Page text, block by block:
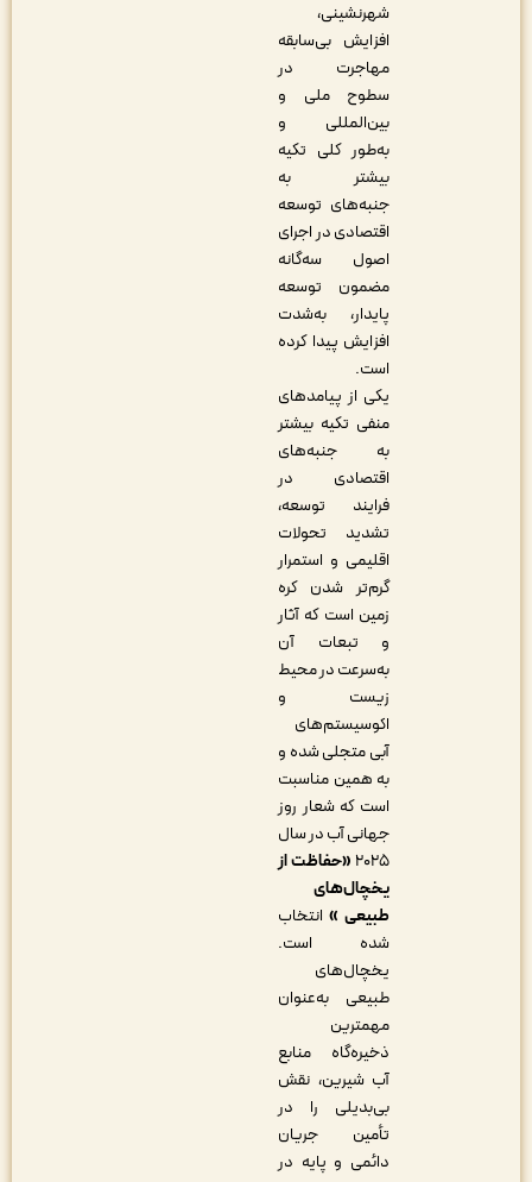
شهرنشینی،
افزایش بی‌سابقه
مهاجرت در
سطوح ملی و
بین‌المللی و
به‌طور کلی تکیه
بیشتر به
جنبه‌های توسعه
اقتصادی در اجرای
اصول سه‌گانه
مضمون توسعه
پایدار، به‌شدت
افزایش پیدا کرده
یکی از پیامدهای
منفی تکیه بیشتر
به جنبه‌های
اقتصادی در
فرایند توسعه،
تشدید تحولات
اقلیمی و استمرار
گرم‌تر شدن کره
زمین است که آثار
و تبعات آن
به‌سرعت در محیط
زیست و
اکوسیستم‌های
آبی متجلی شده و
به همین مناسبت
است که شعار روز
جهانی آب در سال
«حفاظت از
های
طبیعی »انتخاب
شده است.
یخچال‌های
طبیعی به‌عنوان
مهمترین
ذخیره‌گاه منابع
آب شیرین، نقش
بی‌بدیلی را در
تأمین جریان
دائمی و پایه در